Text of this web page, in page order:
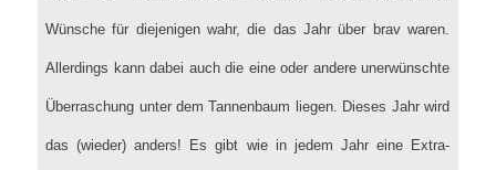
Wünsche für diejenigen wahr, die das Jahr über brav waren.
Allerdings kann dabei auch die eine oder andere unerwünschte
Überraschung unter dem Tannenbaum liegen. Dieses Jahr wird
das (wieder) anders! Es gibt wie in jedem Jahr eine Extra-